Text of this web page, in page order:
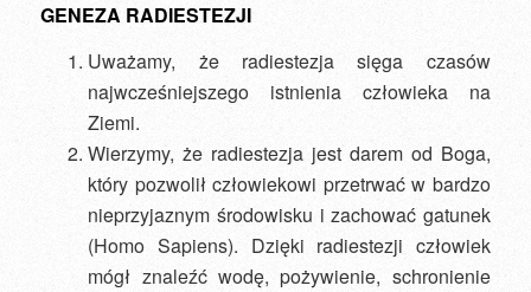
GENEZA RADIESTEZJI
Uważamy, że radiestezja sięga czasów
najwcześniejszego istnienia człowieka na
Ziemi.
Wierzymy, że radiestezja jest darem od Boga,
który pozwolił człowiekowi przetrwać w bardzo
nieprzyjaznym środowisku i zachować gatunek
(Homo Sapiens). Dzięki radiestezji człowiek
mógł znaleźć wodę, pożywienie, schronienie